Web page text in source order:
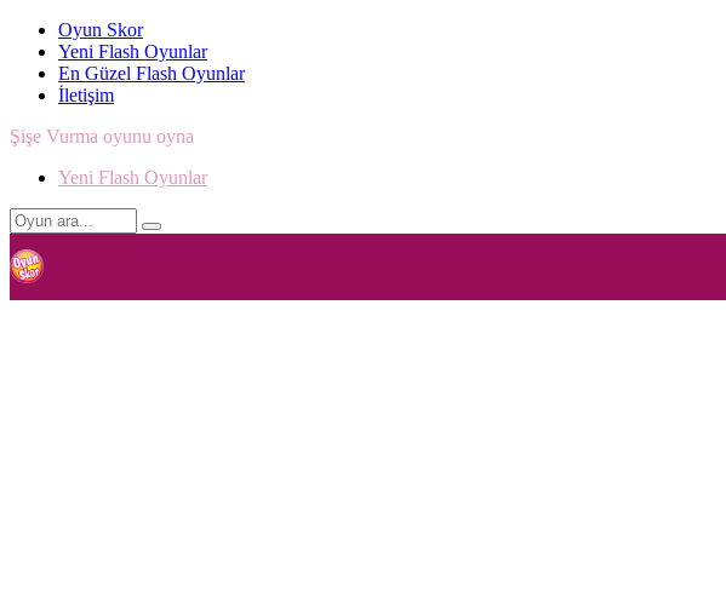
Oyun Skor
Yeni Flash Oyunlar
En Güzel Flash Oyunlar
İletişim
Şişe Vurma oyunu oyna
Yeni Flash Oyunlar